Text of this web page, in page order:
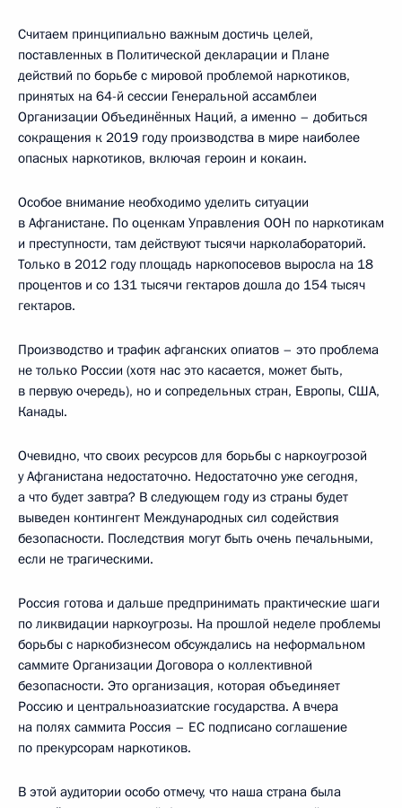
Считаем принципиально важным достичь целей,
поставленных в Политической декларации и Плане
действий по борьбе с мировой проблемой наркотиков,
принятых на 64-й сессии Генеральной ассамблеи
Организации Объединённых Наций, а именно – добиться
сокращения к 2019 году производства в мире наиболее
опасных наркотиков, включая героин и кокаин.
Особое внимание необходимо уделить ситуации
в Афганистане. По оценкам Управления ООН по наркотикам
и преступности, там действуют тысячи нарколабораторий.
Только в 2012 году площадь наркопосевов выросла на 18
процентов и со 131 тысячи гектаров дошла до 154 тысяч
гектаров.
Производство и трафик афганских опиатов – это проблема
не только России (хотя нас это касается, может быть,
в первую очередь), но и сопредельных стран, Европы, США,
Канады.
Очевидно, что своих ресурсов для борьбы с наркоугрозой
у Афганистана недостаточно. Недостаточно уже сегодня,
а что будет завтра? В следующем году из страны будет
выведен контингент Международных сил содействия
безопасности. Последствия могут быть очень печальными,
если не трагическими.
Россия готова и дальше предпринимать практические шаги
по ликвидации наркоугрозы. На прошлой неделе проблемы
борьбы с наркобизнесом обсуждались на неформальном
саммите Организации Договора о коллективной
безопасности. Это организация, которая объединяет
Россию и центральноазиатские государства. А вчера
на полях саммита Россия – ЕС подписано соглашение
по прекурсорам наркотиков.
В этой аудитории особо отмечу, что наша страна была